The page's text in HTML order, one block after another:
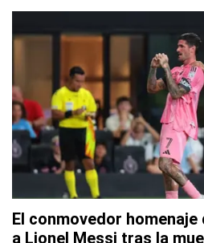
El conmovedor homenaje
a Lionel Messi tras la